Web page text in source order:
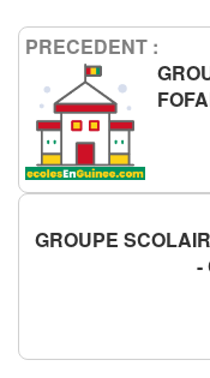
PRECEDENT :
GROUPE
-